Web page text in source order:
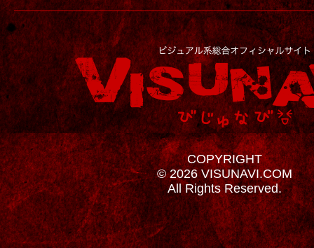
COPYRIGHT
© 2026 VISUNAVI.COM
All Rights Reserved.